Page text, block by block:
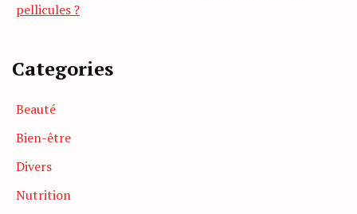
pellicules ?
Categories
Beauté
Bien-être
Divers
Nutrition